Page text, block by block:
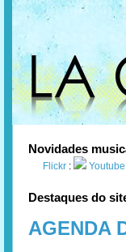
Novidades
Flickr : Youtube
Destaques do
AGENDA